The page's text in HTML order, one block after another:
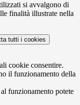
si avvalgono di
finalità illustrate nella
tutti i cookies
cookie consentire.
il funzionamento della
funzionamento potete